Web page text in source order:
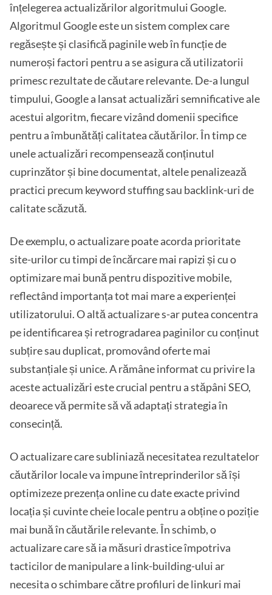
înțelegerea actualizărilor algoritmului Google.
Algoritmul Google este un sistem complex care
regăsește și clasifică paginile web în funcție de
numeroși factori pentru a se asigura că utilizatorii
primesc rezultate de căutare relevante. De-a lungul
timpului, Google a lansat actualizări semnificative ale
acestui algoritm, fiecare vizând domenii specifice
pentru a îmbunătăți calitatea căutărilor. În timp ce
unele actualizări recompensează conținutul
cuprinzător și bine documentat, altele penalizează
practici precum keyword stuffing sau backlink-uri de
calitate scăzută.
De exemplu, o actualizare poate acorda prioritate
site-urilor cu timpi de încărcare mai rapizi și cu o
optimizare mai bună pentru dispozitive mobile,
reflectând importanța tot mai mare a experienței
utilizatorului. O altă actualizare s-ar putea concentra
pe identificarea și retrogradarea paginilor cu conținut
subțire sau duplicat, promovând oferte mai
substanțiale și unice. A rămâne informat cu privire la
aceste actualizări este crucial pentru a stăpâni SEO,
deoarece vă permite să vă adaptați strategia în
consecință.
O actualizare care subliniază necesitatea rezultatelor
căutărilor locale va impune întreprinderilor să își
optimizeze prezența online cu date exacte privind
locația și cuvinte cheie locale pentru a obține o poziție
mai bună în căutările relevante. În schimb, o
actualizare care să ia măsuri drastice împotriva
tacticilor de manipulare a link-building-ului ar
necesita o schimbare către profiluri de linkuri mai